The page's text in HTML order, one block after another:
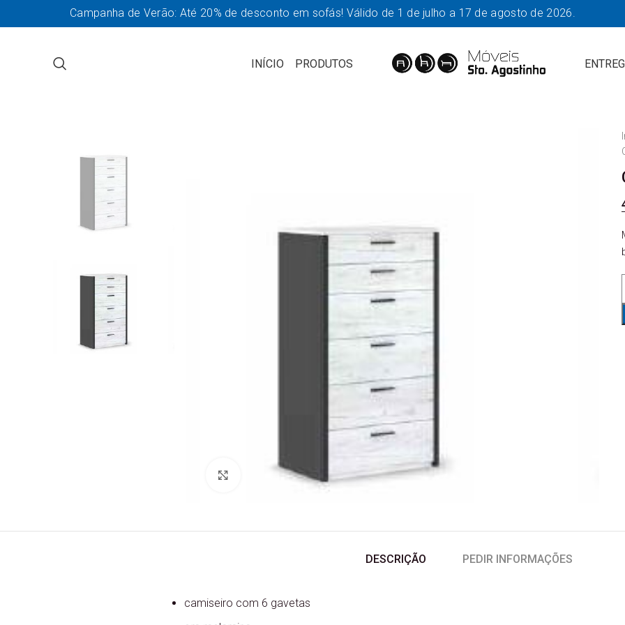
INÍCIO PRODUTOS
Ver Imagem
DESCRIÇÃO PEDIR INFORMAÇÕES
camiseiro com 6 gavetas
Campanha de Verão: Até 20% de desconto em sofás! Válido de 1 de julho a 17 de agosto de 2026.